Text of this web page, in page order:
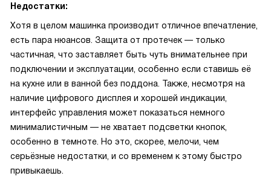
Недостатки:
Хотя в целом машинка производит отличное впечатление,
есть пара нюансов. Защита от протечек — только
частичная, что заставляет быть чуть внимательнее при
подключении и эксплуатации, особенно если ставишь её
на кухне или в ванной без поддона. Также, несмотря на
наличие цифрового дисплея и хорошей индикации,
интерфейс управления может показаться немного
минималистичным — не хватает подсветки кнопок,
особенно в темноте. Но это, скорее, мелочи, чем
серьёзные недостатки, и со временем к этому быстро
привыкаешь.